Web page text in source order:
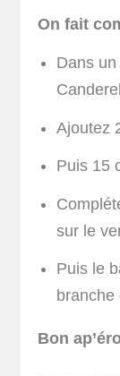
On fait
Dans
Ajoutez
Puis 15
sur le
Puis le
branche
Bon